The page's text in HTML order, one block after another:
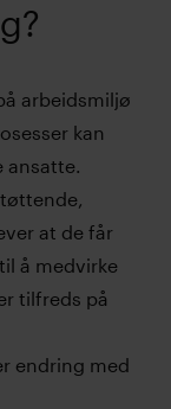
arbeidsmiljø
kan
ansatte.
at de får
å medvirke
tilfreds på
endring med